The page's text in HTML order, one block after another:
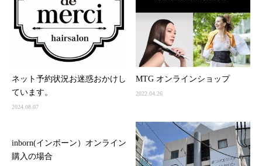
ネット予約状況お迷惑おかけし
ています。
2024.08.07
MTG オンラインショップ
2022.04.26
inborn(インボーン）オンライン
購入の場合